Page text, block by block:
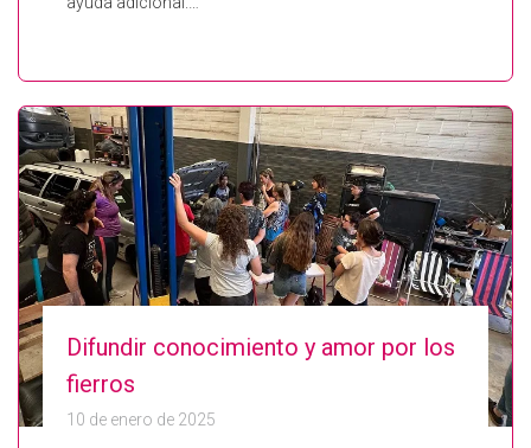
Difundir conocimiento y amor por los
fierros
10 de enero de 2025